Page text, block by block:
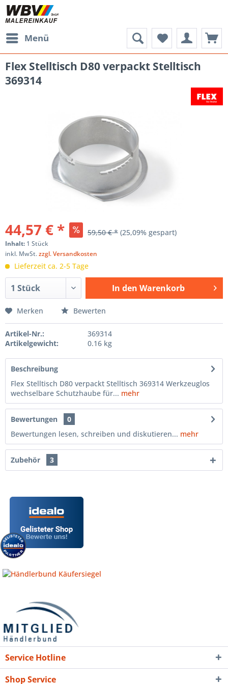
Menü
Flex Stelltisch D80 verpackt Stelltisch
369314
44,57 € * 59,50 € * (25,09% gespart)
Inhalt: 1 Stück
inkl. MwSt.zzgl. Versandkosten
Lieferzeit ca. 2-5 Tage
In den Warenkorb
Merken Bewerten
Artikel-Nr.:
369314
Artikelgewicht:
0.16 kg
Beschreibung
Flex Stelltisch D80 verpackt Stelltisch 369314 Werkzeuglos
wechselbare Schutzhaube für... mehr
Bewertungen
0
Bewertungen lesen, schreiben und diskutieren... mehr
Zubehör 3
Service Hotline
Shop Service